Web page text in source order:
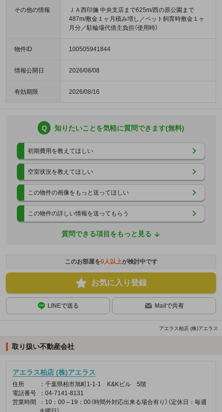
その他の情報
ＪＡ西印旛 中央支店まで625m/西の原公園まで
487m/敷金１ヶ月積み増し／ペット飼育時敷金１ヶ
月分／駐輪場代借主負担（使用時）
物件ID 100505941844
情報公開日 2026/08/08
有効期限 2026/08/16
Q 知りたいことを気軽に質問できます(無料)
初期費用を教えてほしい
空室状況を教えてほしい
この物件の画像をもっと送ってほしい
この物件の詳しい情報を送ってもらう
質問できる項目をもっと見る
このお部屋を0人以上が検討中です
お気に入り登録
LINEで送る Mailで共有
アエラス柏店 (株)アエラス
取り扱い不動産会社
アエラス柏店 (株)アエラス
住所
：千葉県柏市旭町1-1-1 K&Kビル 5階
電話番号
：04-7141-8131
営業時間
：10：00～19：00（時間外対応出来る場合有り）（定休日：毎週